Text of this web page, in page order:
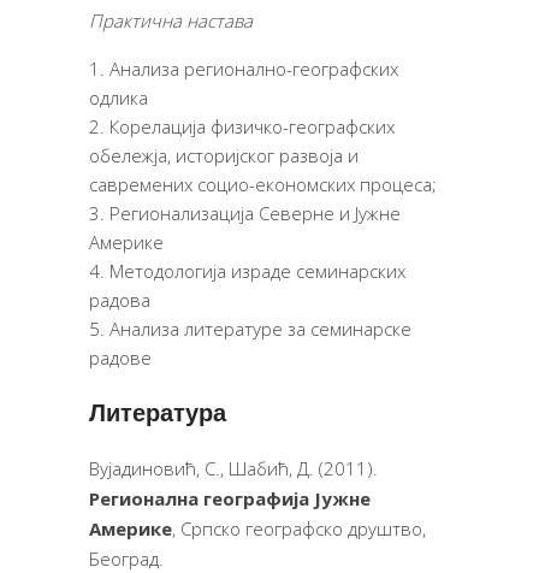
Практична настава
Анализа регионално-географских
одлика
Корелација физичко-географских
обележја, историјског развоја и
савремених социо-економских процеса;
Регионализација Северне и Јужне
Америке
Методологија израде семинарских
радова
Анализа литературе за семинарске
радове
Литература
Вујадиновић, С., Шабић, Д. (2011).
Регионална географија Јужне
Америке, Српско географско друштво,
Београд.